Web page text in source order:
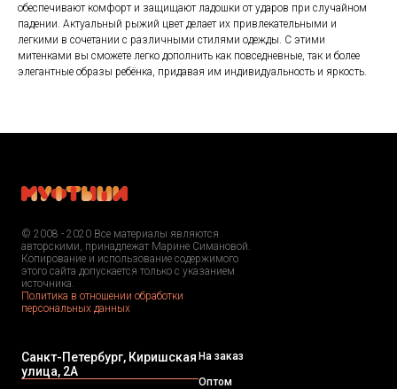
обеспечивают комфорт и защищают ладошки от ударов при случайном
падении. Актуальный рыжий цвет делает их привлекательными и
легкими в сочетании с различными стилями одежды. С этими
митенками вы сможете легко дополнить как повседневные, так и более
элегантные образы ребёнка, придавая им индивидуальность и яркость.
© 2008 - 2020 Все материалы являются
авторскими, принадлежат Марине Симановой.
Копирование и использование содержимого
этого сайта допускается только с указанием
источника.
Политика в отношении обработки
персональных данных
Санкт-Петербург, Киришская
улица, 2А
На заказ
Оптом